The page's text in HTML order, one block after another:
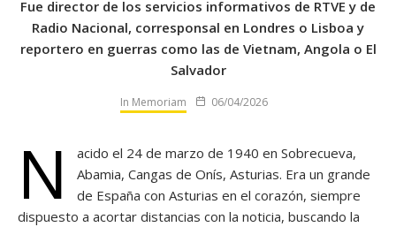
Fue director de los servicios informativos de RTVE y de
Radio Nacional, corresponsal en Londres o Lisboa y
reportero en guerras como las de Vietnam, Angola o El
Salvador
In Memoriam 06/04/2026
N
acido el 24 de marzo de 1940 en Sobrecueva,
Abamia, Cangas de Onís, Asturias. Era un grande
de España con Asturias en el corazón, siempre
dispuesto a acortar distancias con la noticia, buscando la